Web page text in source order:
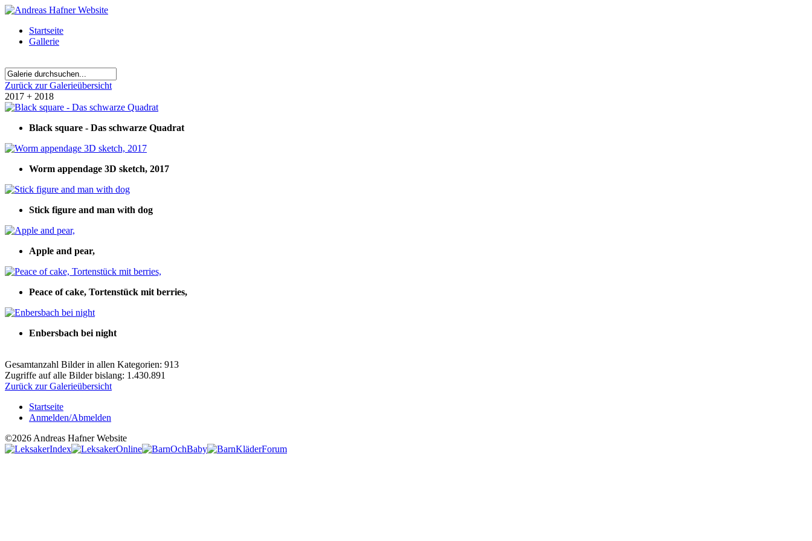
Startseite
Gallerie
Zurück zur Galerieübersicht
2017 + 2018
Black square - Das schwarze Quadrat
Worm appendage 3D sketch, 2017
Stick figure and man with dog
Apple and pear,
Peace of cake, Tortenstück mit berries,
Enbersbach bei night
Gesamtanzahl Bilder in allen Kategorien: 913
Zugriffe auf alle Bilder bislang: 1.430.891
Zurück zur Galerieübersicht
Startseite
Anmelden/Abmelden
©2026 Andreas Hafner Website